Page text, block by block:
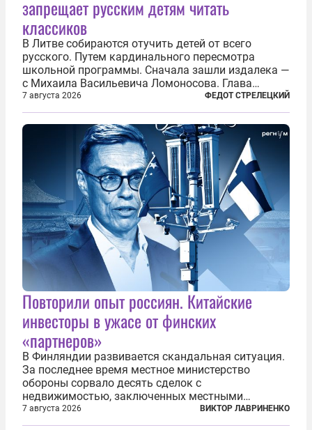
запрещает русским детям читать
классиков
В Литве собираются отучить детей от всего
русского. Путем кардинального пересмотра
школьной программы. Сначала зашли издалека —
с Михаила Васильевича Ломоносова. Глава
правительства Литвы Миндаугас Синкявичюс
предложил исключить его тексты из программ
общего образования. Мотивировал он это тем,
7 августа 2026 ФЕДОТ СТРЕЛЕЦКИЙ
Повторили опыт россиян. Китайские
инвесторы в ужасе от финских
«партнеров»
В Финляндии развивается скандальная ситуация.
За последнее время местное министерство
обороны сорвало десять сделок с
недвижимостью, заключенных местными
фирмами с китайским капиталом. Чиновники
заявили, что они могли заключаться с целью
7 августа 2026 ВИКТОР ЛАВРИНЕНКО